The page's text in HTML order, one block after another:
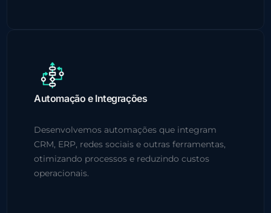
Automação e Integrações
Desenvolvemos automações que integram
CRM, ERP, redes sociais e outras ferramentas,
otimizando processos e reduzindo custos
operacionais.